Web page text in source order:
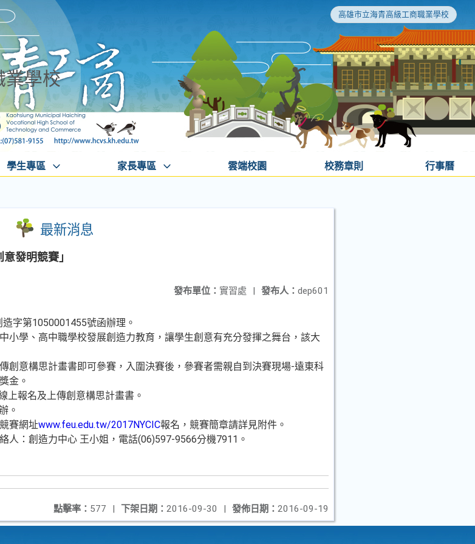
高雄市立海青高級工商職業學校
業學校
學生專區 家長專區 雲端校園 校務章則 行事曆
最新消息
發明競賽」
發布人： dep601
發布單位： 實習處 |
字第1050001455號函辦理。
小學、高中職學校發展創造力教育，讓學生創意有充分發揮之舞台，該大
創意構思計畫書即可參賽，入圍決賽後，參賽者需親自到決賽現場-遠東科
金。
上報名及上傳創意構思計畫書。
。
賽網址www.feu.edu.tw/2017NYCIC報名，競賽簡章請詳見附件。
人：創造力中心 王小姐，電話(06)597-9566分機7911。
發佈日期： 2016-09-19
下架日期： 2016-09-30 |
點擊率： 577 |